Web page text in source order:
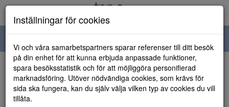
navigation
HEM
Inställningar för cookies
Vi och våra samarbetspartners sparar referenser till ditt besök
på din enhet för att kunna erbjuda anpassade funktioner,
spara besöksstatistik och för att möjliggöra personifierad
marknadsföring. Utöver nödvändiga cookies, som krävs för
sida ska fungera, kan du själv välja vilken typ av cookies du vill
tillåta.